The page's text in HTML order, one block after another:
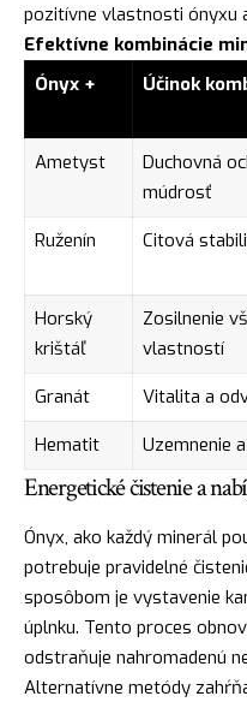
pozitívne vlastnosti ónyxu
Efektívne kombinácie
Ónyx +
Účinok
Ametyst
Duchovná
múdrosť
Ruženín
Citová
Horský
krištáľ
Zosilnenie
vlastností
Granát
Vitalita a
Hematit
Uzemnenie
Energetické čistenie a
Ónyx, ako každý minerál
potrebuje pravidelné
sposôbom je vystavenie
úplnku. Tento proces
odstraňuje nahromadenú
Alternatívne metódy